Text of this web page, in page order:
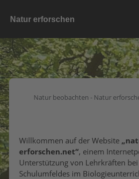
InhaltNatur erforschen
Natur beobachten - Natur
Willkommen auf der Website
erforschen.net“, einem
Unterstützung von Lehrkräften
Schulumfeldes im